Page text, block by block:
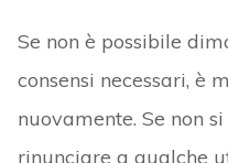
Se non è possibile
consensi necessari, è
nuovamente. Se non
rinunciare a qualche